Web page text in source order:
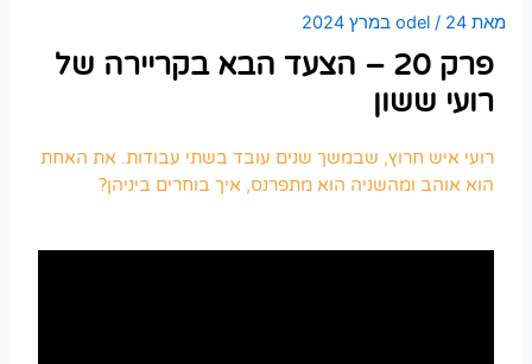
מאת odel / 24 במרץ 2024
פרק 20 – הצעד הבא בקריירה של
רועי ששון
רועי איש חרוץ, שבמשך שנים עובד בשתי עבודות. את האחת
הוא אוהב ומהשניה הוא מתפרנס, איך בוחרים ביניהן?